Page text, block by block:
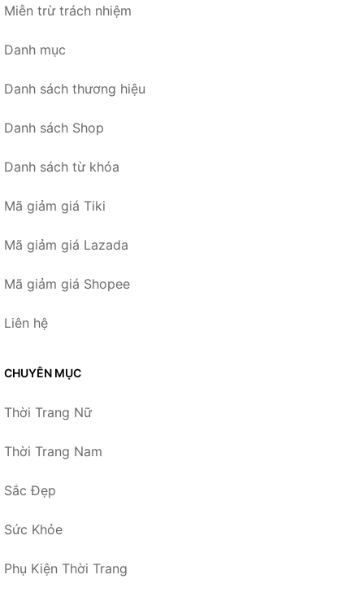
Miễn trừ trách nhiệm
Danh mục
Danh sách thương hiệu
Danh sách Shop
Danh sách từ khóa
Mã giảm giá Tiki
Mã giảm giá Lazada
Mã giảm giá Shopee
Liên hệ
CHUYÊN MỤC
Thời Trang Nữ
Thời Trang Nam
Sắc Đẹp
Sức Khỏe
Phụ Kiện Thời Trang